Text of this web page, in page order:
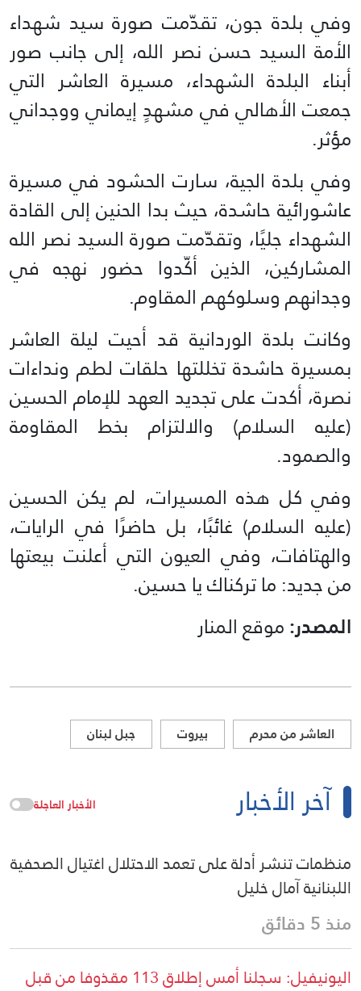
وفي بلدة جون، تقدّمت صورة سيد شهداء
الأمة السيد حسن نصر الله، إلى جانب صور
أبناء البلدة الشهداء، مسيرة العاشر التي
جمعت الأهالي في مشهدٍ إيماني ووجداني
مؤثر.
وفي بلدة الجية، سارت الحشود في مسيرة
عاشورائية حاشدة، حيث بدا الحنين إلى القادة
الشهداء جليًا، وتقدّمت صورة السيد نصر الله
المشاركين، الذين أكّدوا حضور نهجه في
وجدانهم وسلوكهم المقاوم.
وكانت بلدة الوردانية قد أحيت ليلة العاشر
بمسيرة حاشدة تخللتها حلقات لطم ونداءات
نصرة، أكدت على تجديد العهد للإمام الحسين
(عليه السلام) والالتزام بخط المقاومة
والصمود.
وفي كل هذه المسيرات، لم يكن الحسين
(عليه السلام) غائبًا، بل حاضرًا في الرايات،
والهتافات، وفي العيون التي أعلنت بيعتها
من جديد: ما تركناك يا حسين.
المصدر:موقع المنار
العاشر من محرم بيروت جبل لبنان
آخر الأخبار الأخبار العاجلة
منظمات تنشر أدلة على تعمد الاحتلال اغتيال الصحفية
اللبنانية آمال خليل
منذ 5 دقائق
اليونيفيل: سجلنا أمس إطلاق 113 مقذوفا من قبل